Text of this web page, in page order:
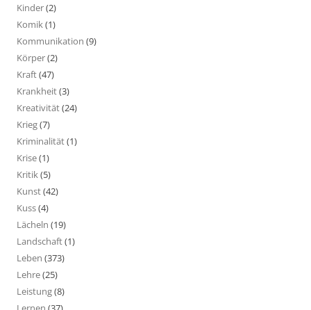
Kinder(2)
Komik(1)
Kommunikation (9)
Körper(2)
Kraft(47)
Krankheit(3)
Kreativität(24)
Krieg(7)
Kriminalität(1)
Krise(1)
Kritik(5)
Kunst(42)
Kuss(4)
Lächeln (19)
Landschaft(1)
Leben (373)
Lehre(25)
Leistung(8)